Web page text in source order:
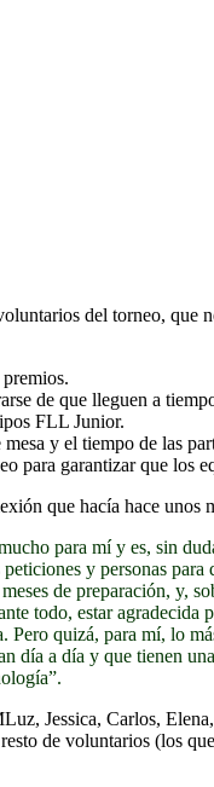
del torneo, que
de que lleguen a
FLL Junior.
y el tiempo de las
para garantizar que los
que hacía hace
para mí y es, sin
y personas
de preparación, y,
todo, estar
Pero quizá, para mí, lo
día a día y que tienen
Jessica, Carlos,
de voluntarios (los